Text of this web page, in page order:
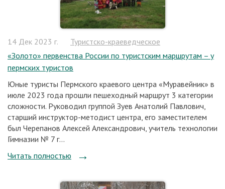
14 Дек 2023 г.
Туристско-краеведческое
«Золото» первенства России по туристским маршрутам – у
пермских туристов
Юные туристы Пермского краевого центра «Муравейник» в
июле 2023 года прошли пешеходный маршрут 3 категории
сложности. Руководил группой Зуев Анатолий Павлович,
старший инструктор-методист центра, его заместителем
был Черепанов Алексей Александрович, учитель технологии
Гимназии № 7 г...
Читать полностью